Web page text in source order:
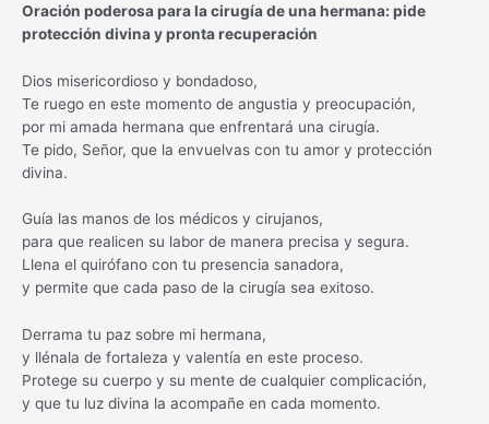
Oración poderosa para la cirugía de una hermana: pide
protección divina y pronta recuperación
Dios misericordioso y bondadoso,
Te ruego en este momento de angustia y preocupación,
por mi amada hermana que enfrentará una cirugía.
Te pido, Señor, que la envuelvas con tu amor y protección
divina.
Guía las manos de los médicos y cirujanos,
para que realicen su labor de manera precisa y segura.
Llena el quirófano con tu presencia sanadora,
y permite que cada paso de la cirugía sea exitoso.
Derrama tu paz sobre mi hermana,
y llénala de fortaleza y valentía en este proceso.
Protege su cuerpo y su mente de cualquier complicación,
y que tu luz divina la acompañe en cada momento.